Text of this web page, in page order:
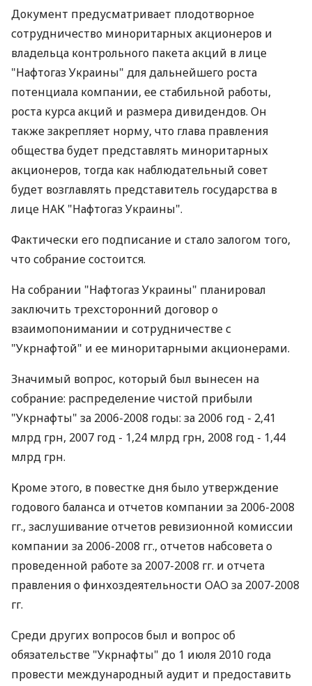
Документ предусматривает плодотворное
сотрудничество миноритарных акционеров и
владельца контрольного пакета акций в лице
"Нафтогаз Украины" для дальнейшего роста
потенциала компании, ее стабильной работы,
роста курса акций и размера дивидендов. Он
также закрепляет норму, что глава правления
общества будет представлять миноритарных
акционеров, тогда как наблюдательный совет
будет возглавлять представитель государства в
лице НАК "Нафтогаз Украины".
Фактически его подписание и стало залогом того,
что собрание состоится.
На собрании "Нафтогаз Украины" планировал
заключить трехсторонний договор о
взаимопонимании и сотрудничестве с
"Укрнафтой" и ее миноритарными акционерами.
Значимый вопрос, который был вынесен на
собрание: распределение чистой прибыли
"Укрнафты" за 2006-2008 годы: за 2006 год - 2,41
млрд грн, 2007 год - 1,24 млрд грн, 2008 год - 1,44
млрд грн.
Кроме этого, в повестке дня было утверждение
годового баланса и отчетов компании за 2006-2008
гг., заслушивание отчетов ревизионной комиссии
компании за 2006-2008 гг., отчетов набсовета о
проведенной работе за 2007-2008 гг. и отчета
правления о финхоздеятельности ОАО за 2007-2008
гг.
Среди других вопросов был и вопрос об
обязательстве "Укрнафты" до 1 июля 2010 года
провести международный аудит и предоставить